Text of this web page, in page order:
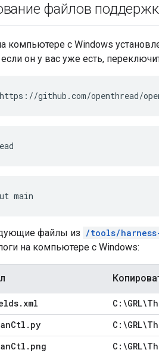
файлов
компьютере с Windows
он у вас уже есть,
github.com/openthread/
main
файлы из /tools/
на компьютере с Windows:
. xml
Ctl . py
Ctl . png